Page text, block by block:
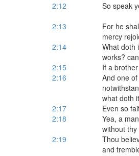
2:12
So speak
2:13
For he
mercy
2:14
What doth
works?
2:15
If a
2:16
And one
what doth
2:17
Even so
2:18
Yea, a
without
2:19
Thou
and